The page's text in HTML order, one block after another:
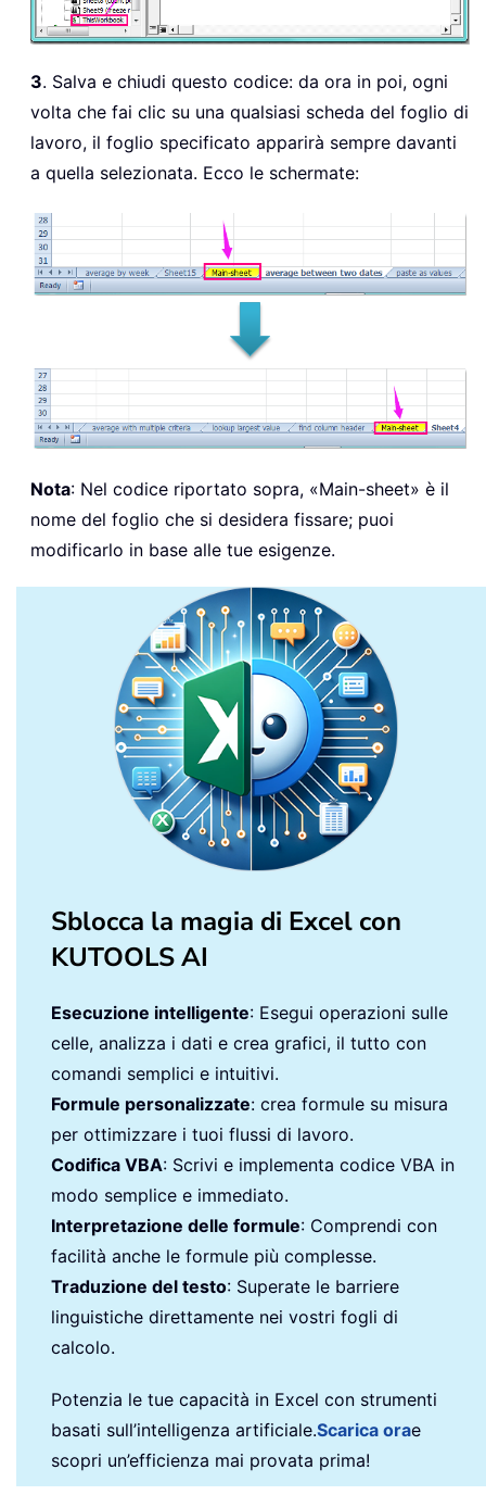
3. Salva e chiudi questo codice: da ora in poi, ogni
volta che fai clic su una qualsiasi scheda del foglio di
lavoro, il foglio specificato apparirà sempre davanti
a quella selezionata. Ecco le schermate:
Nota: Nel codice riportato sopra, «Main-sheet» è il
nome del foglio che si desidera fissare; puoi
modificarlo in base alle tue esigenze.
Sblocca la magia di Excel con
KUTOOLS AI
Esecuzione intelligente: Esegui operazioni sulle
celle, analizza i dati e crea grafici, il tutto con
comandi semplici e intuitivi.
Formule personalizzate: crea formule su misura
per ottimizzare i tuoi flussi di lavoro.
Codifica VBA: Scrivi e implementa codice VBA in
modo semplice e immediato.
Interpretazione delle formule: Comprendi con
facilità anche le formule più complesse.
Traduzione del testo: Superate le barriere
linguistiche direttamente nei vostri fogli di
calcolo.
Potenzia le tue capacità in Excel con strumenti
basati sull’intelligenza artificiale.Scarica orae
scopri un’efficienza mai provata prima!